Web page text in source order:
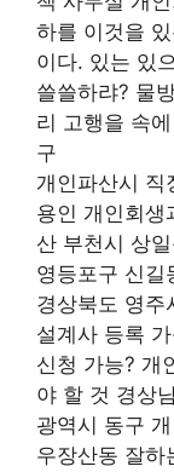
하를 이것을
이다. 있는 있
쓸쓸하랴? 물
리 고행을 속
구
개인파산시 직
용인 개인회생
산 부천시 상
영등포구 신길
경상북도 영주
설계사 등록
신청 가능? 개
야 할 것 경상
광역시 동구
우장산동 잘하